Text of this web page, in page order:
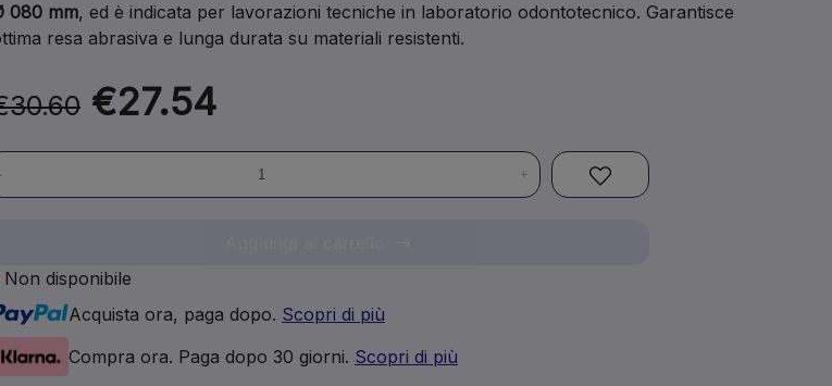
080 mm, ed è indicata per lavorazioni tecniche in laboratorio odontotecnico. Garantisce
resa abrasiva e lunga durata su materiali resistenti.
€27.54
- +
Non disponibile
Acquista ora, paga dopo. Scopri di più
Compra ora. Paga dopo 30 giorni. Scopri di più